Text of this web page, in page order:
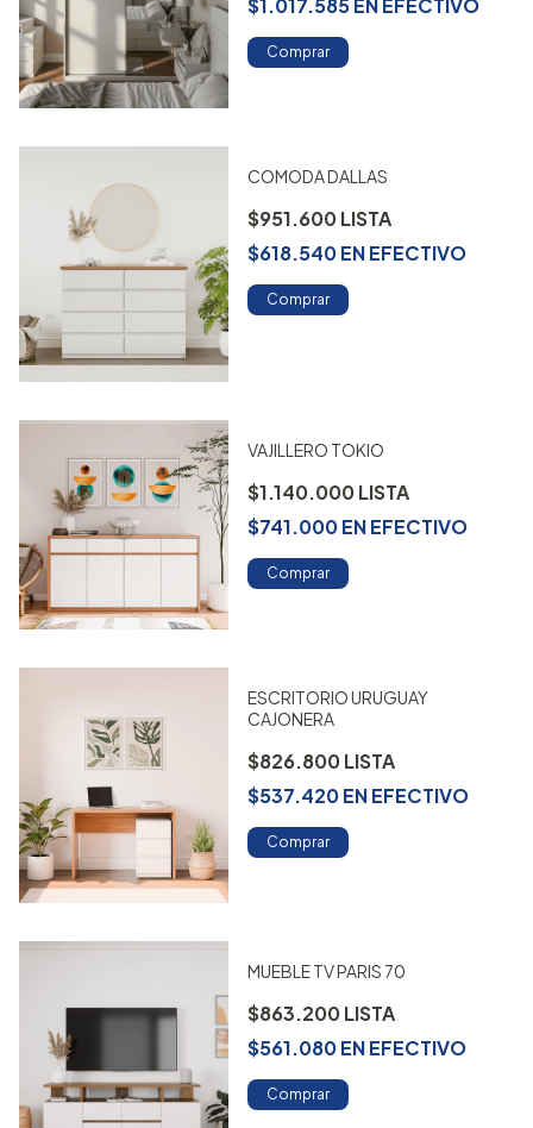
$1.017.585ENEFECTIVO
Comprar
COMODA DALLAS
$951.600
$618.540ENEFECTIVO
Comprar
VAJILLERO TOKIO
$1.140.000
$741.000ENEFECTIVO
Comprar
ESCRITORIO URUGUAY
CAJONERA
$826.800
$537.420ENEFECTIVO
Comprar
MUEBLE TV PARIS 70
$863.200
$561.080ENEFECTIVO
Comprar